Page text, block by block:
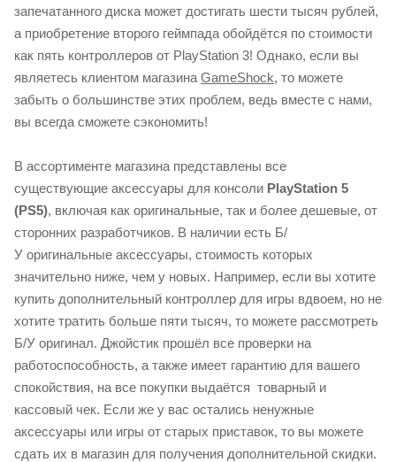
запечатанного диска может достигать шести тысяч рублей,
а приобретение второго геймпада обойдётся по стоимости
как пять контроллеров от PlayStation 3! Однако, если вы
являетесь клиентом магазина GameShock, то можете
забыть о большинстве этих проблем, ведь вместе с нами,
вы всегда сможете сэкономить!
В ассортименте магазина представлены все
существующие аксессуары для консоли PlayStation 5
(PS5), включая как оригинальные, так и более дешевые, от
сторонних разработчиков. В наличии есть Б/
У оригинальные аксессуары, стоимость которых
значительно ниже, чем у новых. Например, если вы хотите
купить дополнительный контроллер для игры вдвоем, но не
хотите тратить больше пяти тысяч, то можете рассмотреть
Б/У оригинал. Джойстик прошёл все проверки на
работоспособность, а также имеет гарантию для вашего
спокойствия, на все покупки выдаётся товарный и
кассовый чек. Если же у вас остались ненужные
аксессуары или игры от старых приставок, то вы можете
сдать их в магазин для получения дополнительной скидки.